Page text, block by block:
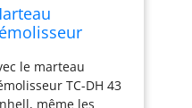
le marteau
TC-DH 43
même les